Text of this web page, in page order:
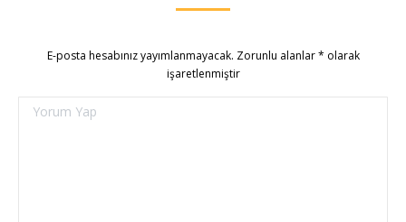
E-posta hesabınız yayımlanmayacak. Zorunlu alanlar* olarak
işaretlenmiştir
Yorum Yap